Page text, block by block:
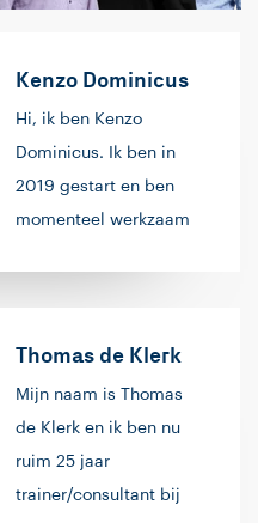
Kenzo Dominicus
Hi, ik ben Kenzo
Dominicus. Ik ben in
2019 gestart en ben
momenteel werkzaam
Consultant vervul ik bij
klanten rollen, zoals
(Lead) Software
Engineer en/of Scrum
Master. Doordat ik de
Thomas de Klerk
Mijn naam is Thomas
de Klerk en ik ben nu
ruim 25 jaar
trainer/consultant bij